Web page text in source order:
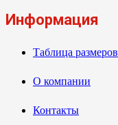
Информация
Таблица размеров
О компании
Контакты